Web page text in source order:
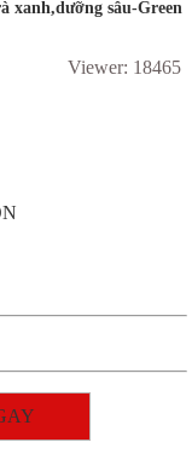
xanh,dưỡng sâu-Green
Viewer: 18465